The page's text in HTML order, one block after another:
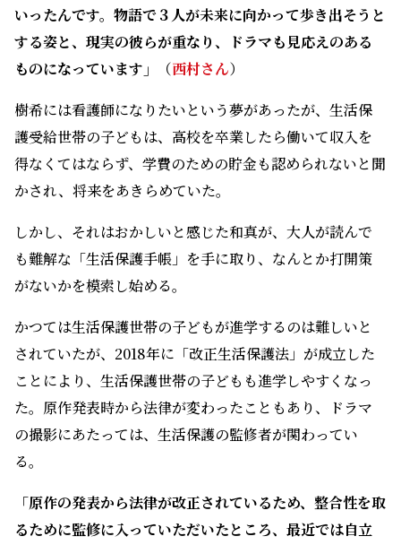
得なくてはならず、学費のための貯金も認められないと聞
かされ、将来をあきらめていた。
も難解な「生活保護手帳」を手に取り、なんとか打開策
がないかを模索し始める。
ことにより、生活保護世帯の子どもも進学しやすくなっ
た。原作発表時から法律が変わったこともあり、ドラマ
の撮影にあたっては、生活保護の監修者が関わってい
「原作の発表から法律が改正されているため、整合性を取
るために監修に入っていただいたところ、最近では自立
扶助の考えが浸透し、大学や専門学校進学への支援も始
まっていることを知りました。
そこでどういうやりとりがあるか、といったことも監修
していただき、自治体も、生活保護受給者に対して、かな